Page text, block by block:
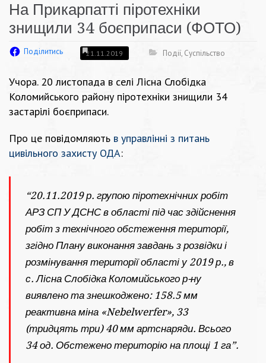
На Прикарпатті піротехніки
знищили 34 боєприпаси (ФОТО)
Поділитись 21.11.2019 Події, Суспільство
Учора. 20 листопада в селі Лісна Слобідка
Коломийського району піротехніки знищили 34
застарілі боєприпаси.
Про це повідомляють в управлінні з питань
цивільного захисту ОДА:
“20.11.2019 р. групою піротехнічних робіт
АРЗ СП У ДСНС в області під час здійснення
робіт з технічного обстеження території,
згідно Плану виконання завдань з розвідки і
розмінування території області у 2019 р., в
с. Лісна Слобідка Коломийського р-ну
виявлено та знешкоджено: 158.5 мм
реактивна міна «Nebelwerfer», 33
(тридцять три) 40 мм артснаряди. Всього
34 од. Обстежено територію на площі 1 га”.